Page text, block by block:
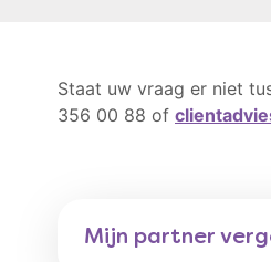
Staat uw vraag er niet
356 00 88 of
Mijn partner